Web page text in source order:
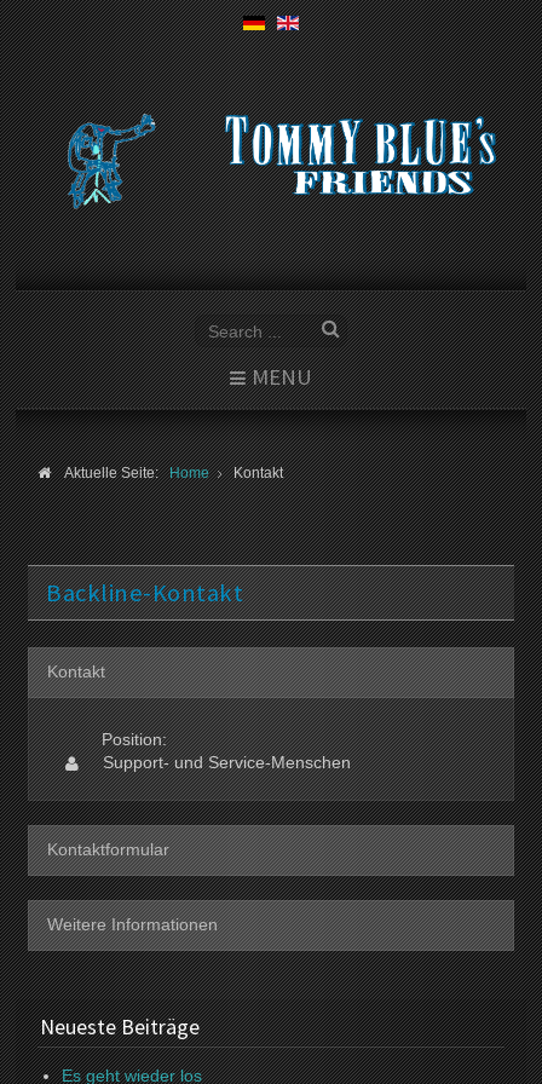
MENU
Aktuelle Seite:Home Kontakt
Backline-Kontakt
Kontakt
Position:
Support- und Service-Menschen
Kontaktformular
Weitere Informationen
Neueste Beiträge
Es geht wieder los